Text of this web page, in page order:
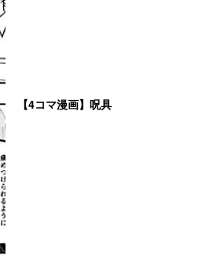
【4コマ漫画】呪具